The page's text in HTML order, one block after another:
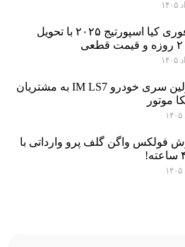
فروش فوری کیا اسپورتیج ۲۰۲۵ با تحویل
تحویل اولین سری خودرو IM LS7 به مشتریان
موتور
فولکس واگن گلف پرو وارداتی با